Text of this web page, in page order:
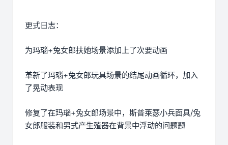
更式日志：
为玛瑙+兔女郎扶她场景添加上了次要动画
革新了玛瑙+兔女郎玩具场景的结尾动画循环，加入
了晃动表现
修复了在玛瑙+兔女郎场景中，斯普莱瑟小兵面具/兔
女郎服装和男式产生殖器在背景中浮动的问题题